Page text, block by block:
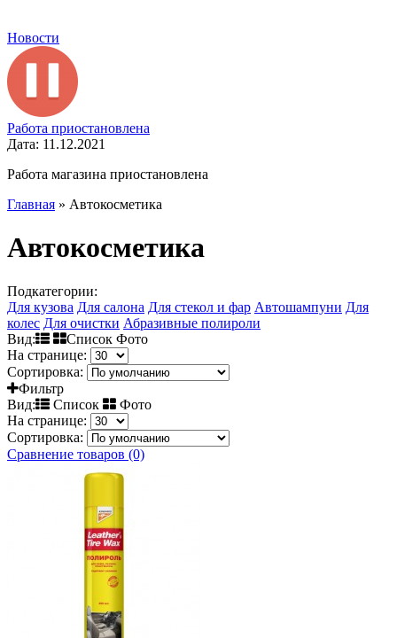
Новости
Работа приостановлена
Дата: 11.12.2021
Работа магазина приостановлена
Главная » Автокосметика
Автокосметика
Подкатегории:
Для кузова Для салона Для стекол и фар Автошампуни Для
колес Для очистки Абразивные полироли
Вид:
Список Фото
На странице:
Сортировка:
Фильтр
Вид:
Список
Фото
На странице:
Сортировка:
Сравнение товаров (0)